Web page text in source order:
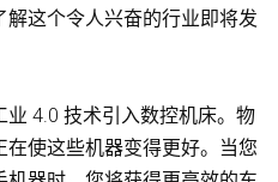
这个令人兴奋的行业即将发
4.0 技术引入数控机床。物
使这些机器变得更好。当您